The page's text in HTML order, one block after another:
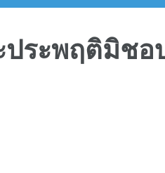
ประพฤติมิชอ